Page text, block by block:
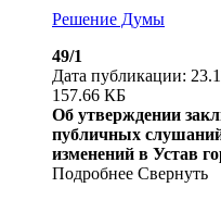
Решение Думы
49/1
Дата публикации:
157.66 КБ
Об утверждении
публичных
изменений в Устав
Подробнее Свернуть